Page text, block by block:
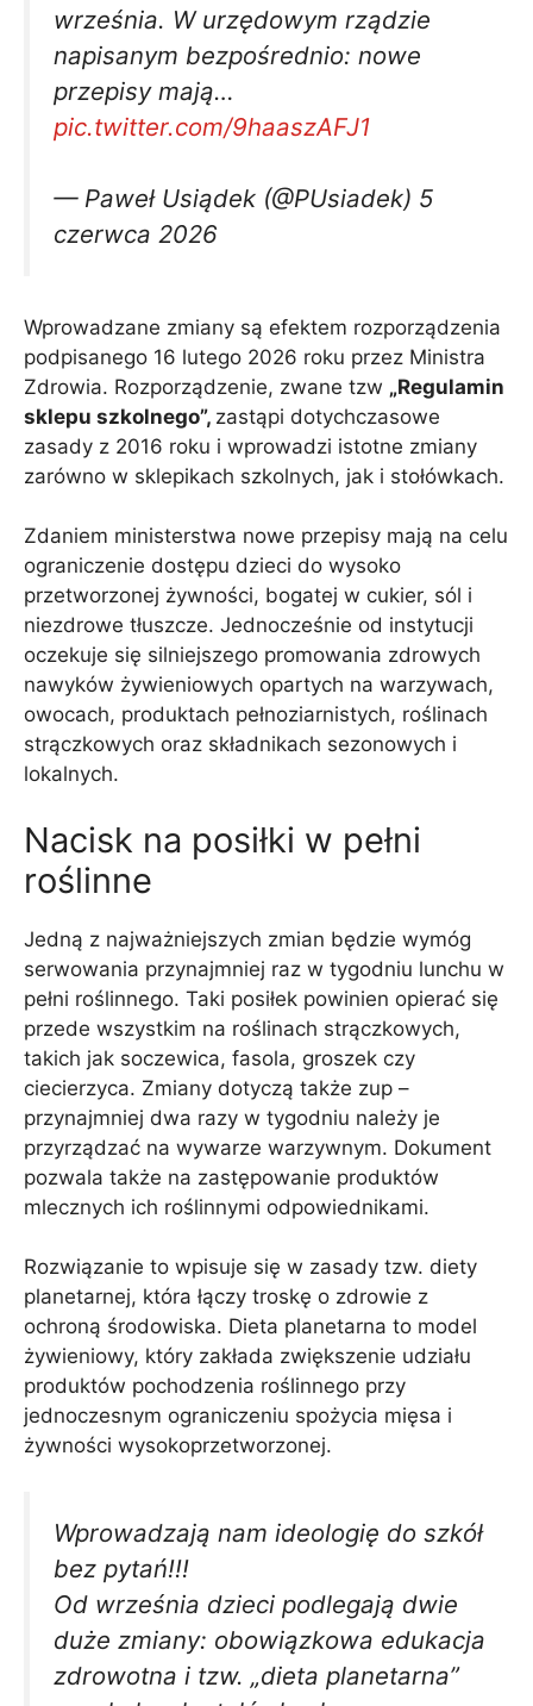
września. W urzędowym rządzie
napisanym bezpośrednio: nowe
przepisy mają…
pic.twitter.com/9haaszAFJ1
— Paweł Usiądek (@PUsiadek) 5
czerwca 2026
Wprowadzane zmiany są efektem rozporządzenia
podpisanego 16 lutego 2026 roku przez Ministra
Zdrowia. Rozporządzenie, zwane tzw „Regulamin
sklepu szkolnego”, zastąpi dotychczasowe
zasady z 2016 roku i wprowadzi istotne zmiany
zarówno w sklepikach szkolnych, jak i stołówkach.
Zdaniem ministerstwa nowe przepisy mają na celu
ograniczenie dostępu dzieci do wysoko
przetworzonej żywności, bogatej w cukier, sól i
niezdrowe tłuszcze. Jednocześnie od instytucji
oczekuje się silniejszego promowania zdrowych
nawyków żywieniowych opartych na warzywach,
owocach, produktach pełnoziarnistych, roślinach
strączkowych oraz składnikach sezonowych i
lokalnych.
Nacisk na posiłki w pełni
roślinne
Jedną z najważniejszych zmian będzie wymóg
serwowania przynajmniej raz w tygodniu lunchu w
pełni roślinnego. Taki posiłek powinien opierać się
przede wszystkim na roślinach strączkowych,
takich jak soczewica, fasola, groszek czy
ciecierzyca. Zmiany dotyczą także zup –
przynajmniej dwa razy w tygodniu należy je
przyrządzać na wywarze warzywnym. Dokument
pozwala także na zastępowanie produktów
mlecznych ich roślinnymi odpowiednikami.
Rozwiązanie to wpisuje się w zasady tzw. diety
planetarnej, która łączy troskę o zdrowie z
ochroną środowiska. Dieta planetarna to model
żywieniowy, który zakłada zwiększenie udziału
produktów pochodzenia roślinnego przy
jednoczesnym ograniczeniu spożycia mięsa i
żywności wysokoprzetworzonej.
Wprowadzają nam ideologię do szkół
bez pytań!!!
Od września dzieci podlegają dwie
duże zmiany: obowiązkowa edukacja
zdrowotna i tzw. „dieta planetarna”